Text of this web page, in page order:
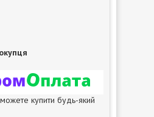
купити будь-який